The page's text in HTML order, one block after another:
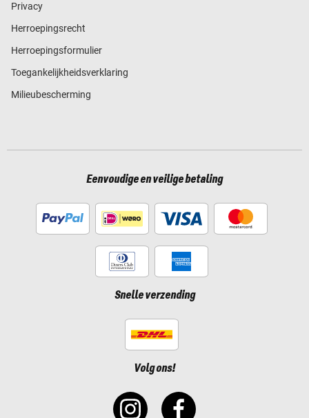
Privacy
Herroepingsrecht
Herroepingsformulier
Toegankelijkheidsverklaring
Milieubescherming
Eenvoudige en veilige betaling
Snelle verzending
Volg ons!